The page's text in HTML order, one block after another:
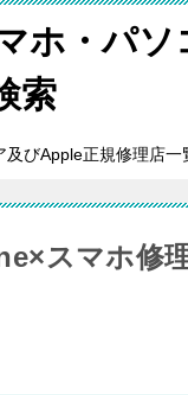
ホ・パソ
索
及びApple正規修理店一
スマホ